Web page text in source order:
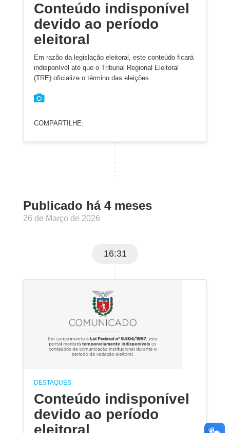
Conteúdo indisponível
devido ao período
eleitoral
Em razão da legislação eleitoral, este conteúdo ficará
indisponível até que o Tribunal Regional Eleitoral
(TRE) oficialize o término das eleições.
COMPARTILHE:
Publicado há 4 meses
26 de Março de 2026
16:31
DESTAQUES
Conteúdo indisponível
devido ao período
eleitoral